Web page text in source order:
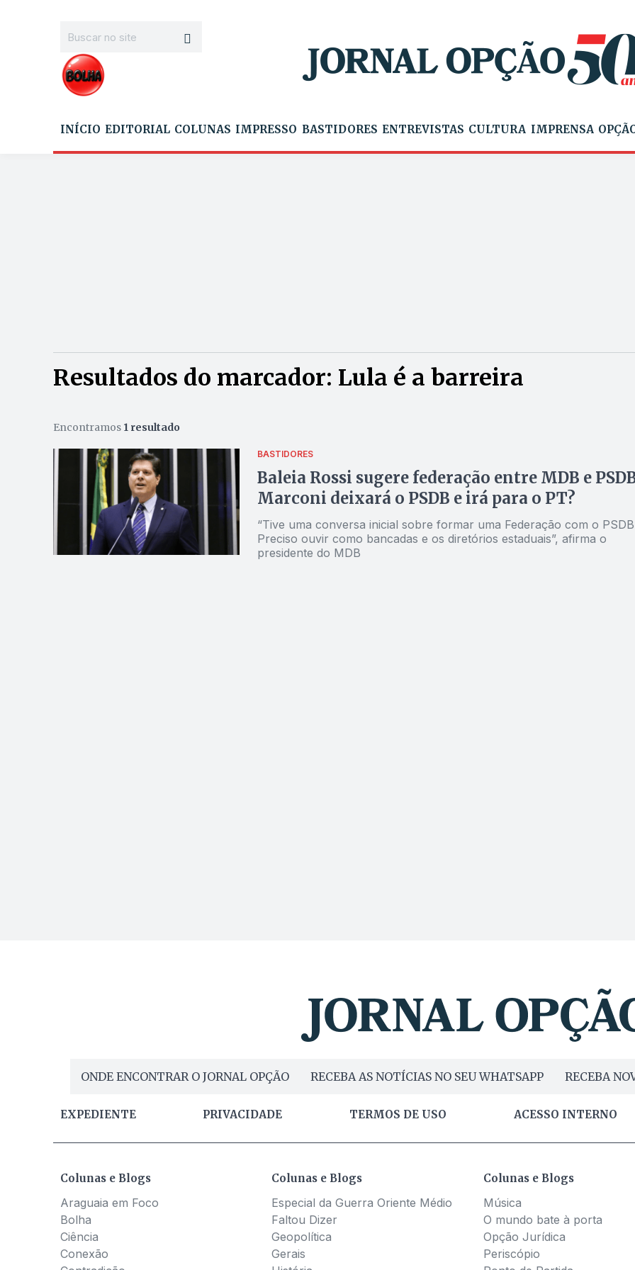
INÍCIO EDITORIAL COLUNAS IMPRESSO BASTIDORES ENTREVISTAS CULTURA IMPRENSA
Resultados do marcador: Lula é a barreira
Encontramos 1 resultado
BASTIDORES
Baleia Rossi sugere federação entre MDB e
Marconi deixará o PSDB e irá para o PT?
“Tive uma conversa inicial sobre formar uma Federação com o
Preciso ouvir como bancadas e os diretórios estaduais”, afirma o
presidente do MDB
ONDE ENCONTRAR O JORNAL OPÇÃO RECEBA AS NOTÍCIAS NO SEU WHATSAPP RECEBA
EXPEDIENTE PRIVACIDADE TERMOS DE USO ACESSO INTERNO
Colunas e Blogs
Araguaia em Foco
Bolha
Ciência
Conexão
Colunas e Blogs
Especial da Guerra Oriente Médio
Faltou Dizer
Geopolítica
Gerais
Colunas e Blogs
Música
O mundo bate à porta
Opção Jurídica
Periscópio